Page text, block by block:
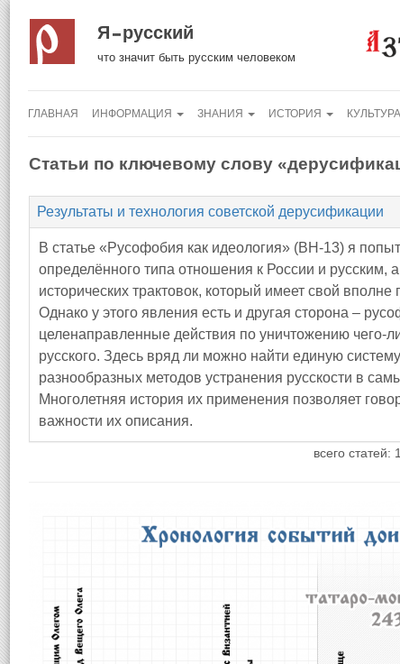
Я русский
что значит быть русским человеком
ГЛАВНАЯ ИНФОРМАЦИЯ ЗНАНИЯ ИСТОРИЯ КУЛЬТУРА
Статьи по ключевому слову
Результаты и технология советской дерусификации
В статье «Русофобия как идеология» (ВН-13) я
определённого типа отношения к России и русским,
исторических трактовок, который имеет свой
Однако у этого явления есть и другая сторона –
целенаправленные действия по уничтожению чего-
русского. Здесь вряд ли можно найти единую
разнообразных методов устранения русскости в
Многолетняя история их применения позволяет
важности их описания.
всего статей: 1